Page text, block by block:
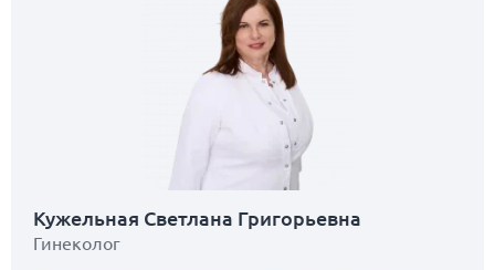
Кужельная Светлана Григорьевна
Гинеколог